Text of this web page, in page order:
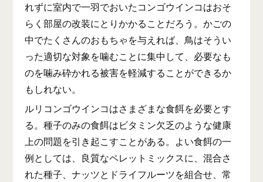
れずに室内で一羽でおいたコンゴウインコはおそ
らく部屋の改装にとりかかることだろう。かごの
中でたくさんのおもちゃを与えれば、鳥はそうい
った適切な対象を噛むことに集中して、必要なも
のを噛み砕かれる被害を軽減することができるか
もしれない。
ルリコンゴウインコはさまざまな食餌を必要とす
る。種子のみの食餌はビタミン欠乏のような健康
上の問題を引き起こすことがある。よい食餌の一
例としては、良質なペレットミックスに、混合さ
れた種子、ナッツとドライフルーツを組合せ、常